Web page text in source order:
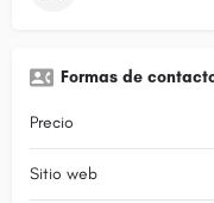
Formas de
Precio
Sitio web